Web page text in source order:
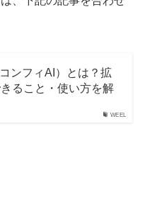
WEEL
ンフィAI）とは？拡
ること・使い方を解